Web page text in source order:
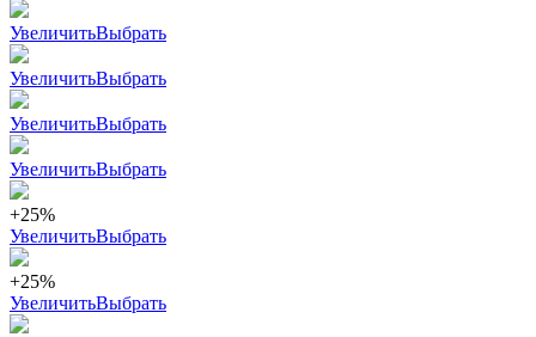
УвеличитьВыбрать
УвеличитьВыбрать
УвеличитьВыбрать
УвеличитьВыбрать
+25%
УвеличитьВыбрать
+25%
УвеличитьВыбрать